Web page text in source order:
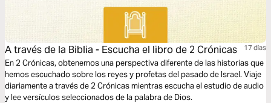
A través de la Biblia - Escucha el libro de 2 Crónicas 17 dias
En 2 Crónicas, obtenemos una perspectiva diferente de las historias que
hemos escuchado sobre los reyes y profetas del pasado de Israel. Viaje
diariamente a través de 2 Crónicas mientras escucha el estudio de audio
y lee versículos seleccionados de la palabra de Dios.